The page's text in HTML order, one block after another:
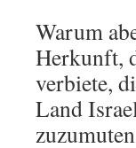
Warum
Herkunft,
verbiete,
Land